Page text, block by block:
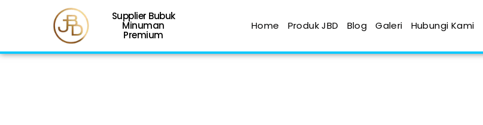
Supplier Bubuk
Minuman
Premium
Home Produk JBD Blog Galeri Hubungi Kami